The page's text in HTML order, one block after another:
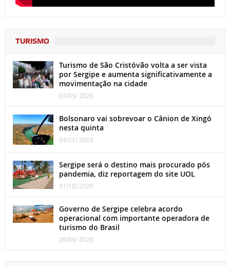
TURISMO
Turismo de São Cristóvão volta a ser vista
por Sergipe e aumenta significativamente a
movimentação na cidade
07/05/ 2025
Bolsonaro vai sobrevoar o Cânion de Xingó
nesta quinta
04/11/ 2020
Sergipe será o destino mais procurado pós
pandemia, diz reportagem do site UOL
31/10/ 2020
Governo de Sergipe celebra acordo
operacional com importante operadora de
turismo do Brasil
28/09/ 2020